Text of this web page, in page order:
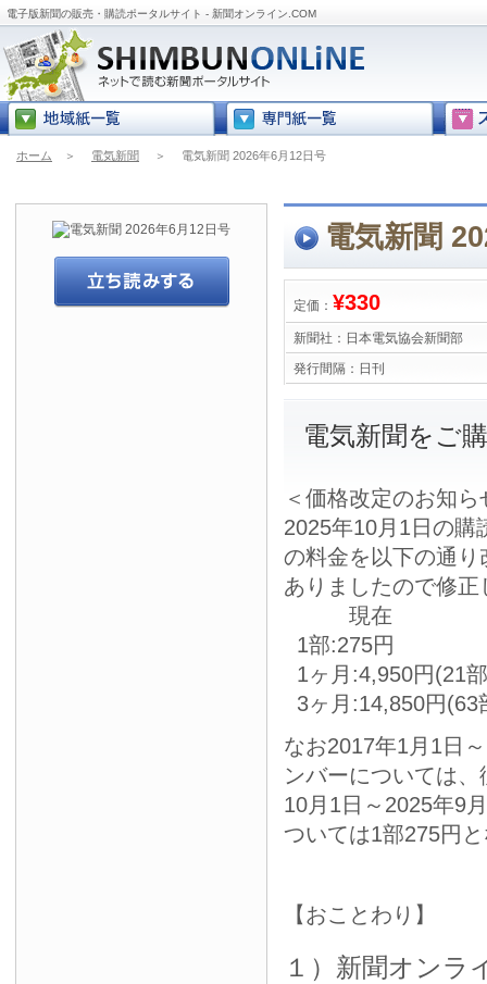
電子版新聞の販売・購読ポータルサイト - 新聞オンライン.COM
ホーム ＞ 電気新聞 ＞ 電気新聞 2026年6月12日号
電気新聞
定価： ¥330
新聞社： 日本電気協会新聞部
発行間隔： 日刊
電気新聞をご
＜価格改定のお知
2025年10月1日の購
の料金を以下の通
ありましたので修正
現
1部:275
1ヶ月:4,950円
3ヶ月:14,850円
なお2017年1月1日
ンバーについては
10月1日～2025年9
ついては1部275円
【おことわり】
１）新聞オンラ